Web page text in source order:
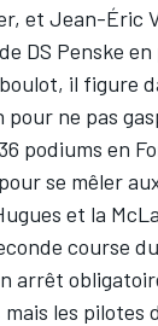
et Jean-Éric
DS Penske en
il figure
ne pas
podiums en
se mêler
et la
course
arrêt
les pilotes